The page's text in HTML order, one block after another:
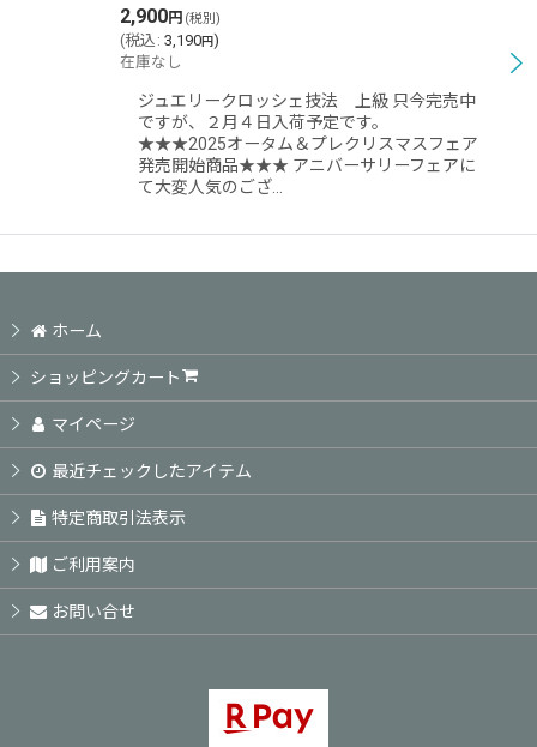
2,900円 (税別)
(税込 : 3,190円)
在庫なし
ジュエリークロッシェ技法 上級 只今完売中
ですが、２月４日入荷予定です。
★★★2025オータム＆プレクリスマスフェア
発売開始商品★★★ アニバーサリーフェアに
て大変人気のござ…
ホーム
ショッピングカート
マイページ
最近チェックしたアイテム
特定商取引法表示
ご利用案内
お問い合せ